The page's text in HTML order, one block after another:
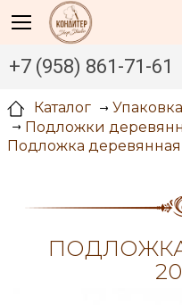
+7 (958) 861-71-61
Каталог
Подложки
Подложка